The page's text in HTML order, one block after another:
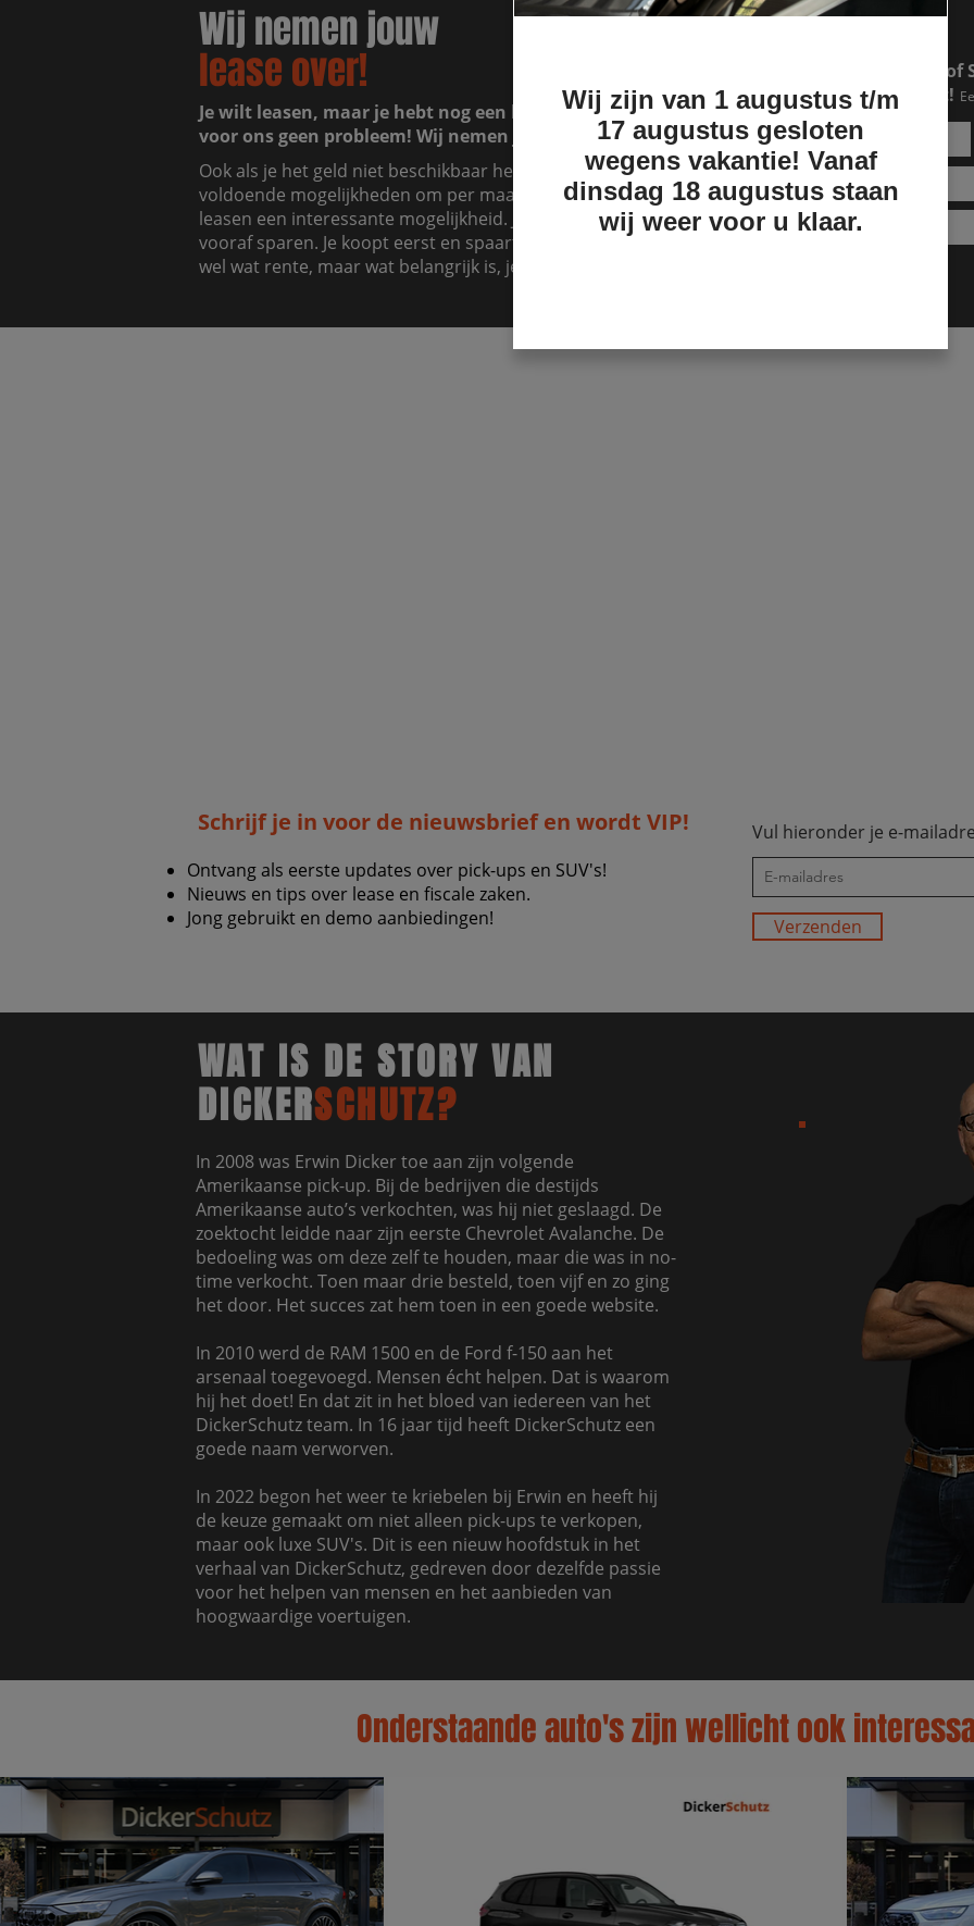
Wij nemen jouw
lease over!
Je wilt leasen, maar je hebt nog een lease lopen. Dat is
voor ons geen probleem! Wij nemen jouw lease over.
Ook als je het geld niet beschikbaar hebt, maar je hebt
voldoende mogelijkheden om per maand te betalen, dan is
leasen een interessante mogelijkheid. Je kunt het zien als
vooraf sparen. Je koopt eerst en spaart er dan voor. Dat kost
wel wat rente, maar wat belangrijk is, je kunt nu al genieten!
Een RAM of Ford pick-up
makkelijker dan je denkt!
Schrijf je in voor de nieuwsbrief en wordt VIP!
Ontvang als eerste updates over pick-ups en SUV's!
Nieuws en tips over lease en fiscale zaken.
Jong gebruikt en demo aanbiedingen!
Vul hieronder je e-
Verzenden
In 2008 was Erwin Dicker toe aan zijn volgende
Amerikaanse pick-up. Bij de bedrijven die destijds
Amerikaanse auto’s verkochten, was hij niet geslaagd. De
zoektocht leidde naar zijn eerste Chevrolet Avalanche. De
bedoeling was om deze zelf te houden, maar die was in no-
time verkocht. Toen maar drie besteld, toen vijf en zo ging
het door. Het succes zat hem toen in een goede website.
In 2010 werd de RAM 1500 en de Ford f-150 aan het
arsenaal toegevoegd. Mensen écht helpen. Dat is waarom
hij het doet! En dat zit in het bloed van iedereen van het
DickerSchutz team. In 16 jaar tijd heeft DickerSchutz een
goede naam verworven.
In 2022 begon het weer te kriebelen bij Erwin en heeft hij
de keuze gemaakt om niet alleen pick-ups te verkopen,
maar ook luxe SUV's. Dit is een nieuw hoofdstuk in het
verhaal van DickerSchutz, gedreven door dezelfde passie
voor het helpen van mensen en het aanbieden van
hoogwaardige voertuigen.
WAT IS DE STORY VAN
DICKERSCHUTZ?
Onderstaande auto's zijn wellicht ook
Wij zijn van 1 augustus t/m
17 augustus gesloten
wegens vakantie! Vanaf
dinsdag 18 augustus staan
wij weer voor u klaar.